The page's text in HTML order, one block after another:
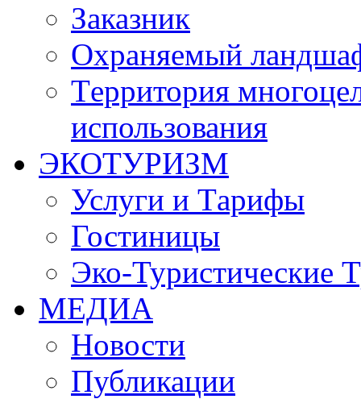
Заказник
Oхраняемый
Tерритория
использования
ЭКОТУРИЗМ
Услуги и Tарифы
Гостиницы
Эко-Туристические
МЕДИА
Новости
Публикации